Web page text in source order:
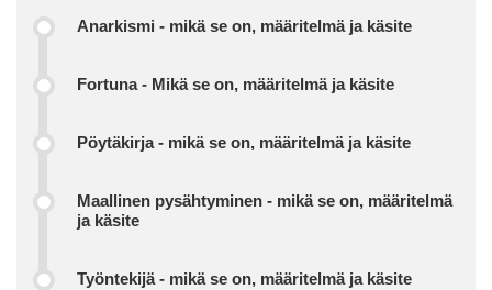
Anarkismi - mikä se on, määritelmä ja käsite
Fortuna - Mikä se on, määritelmä ja käsite
Pöytäkirja - mikä se on, määritelmä ja käsite
Maallinen pysähtyminen - mikä se on, määritelmä
ja käsite
Työntekijä - mikä se on, määritelmä ja käsite